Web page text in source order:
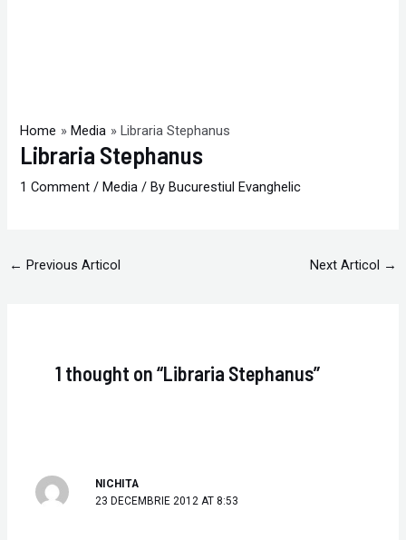
Home Media Libraria Stephanus
Libraria Stephanus
1 Comment /Media / ByBucurestiul Evanghelic
← Previous Articol Next Articol →
1 thought on “Libraria Stephanus”
NICHITA
23 DECEMBRIE 2012 AT 8:53